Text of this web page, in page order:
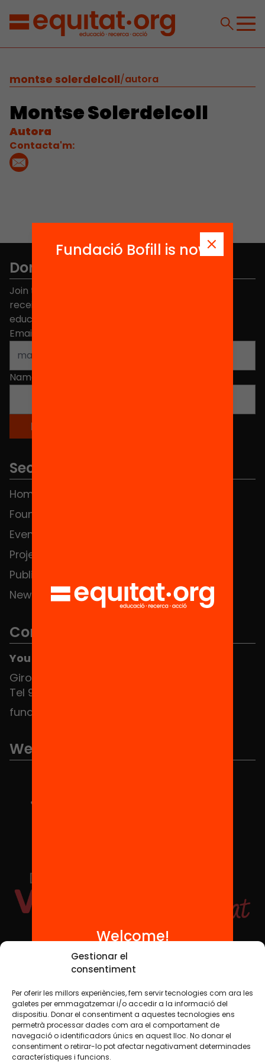
Gestionar el
consentiment
Per oferir les millors experiències, fem servir tecnologies com ara les
galetes per emmagatzemar i/o accedir a la informació del
dispositiu. Donar el consentiment a aquestes tecnologies ens
permetrà processar dades com ara el comportament de
navegació o identificadors únics en aquest lloc. No donar el
consentiment o retirar-lo pot afectar negativament determinades
característiques i funcions.
montse solerdelcoll/autora
Montse Solerdelcoll
Autora
Contacta'm:
Don't miss anything.
Join the more than 40,000 people who already
receive news about initiatives and projects for
educational change in Catalonia.
Email address
Name
Sections
Home
Foundation
Events
Projects
Publications and videos
News
Contact
You can find us at the Social HUB
Girona 34, interior 08010 Barcelona
Tel 934 588 700
fundacio@equitat.org
We are part of...
Social Media
TW YTB IG FB IN
Legal NoticeCookie Policy
Fundació Bofill is now
Welcome!